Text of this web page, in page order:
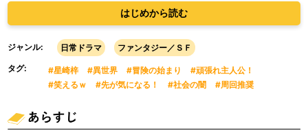
はじめから読む
ジャンル: 日常ドラマ
ファンタジー／ＳＦ
タグ:
#星崎梓 #異世界 #冒険の始まり
#頑張れ主人公！
#笑えるｗ
#先が気になる！ #社会の闇 #周回推奨